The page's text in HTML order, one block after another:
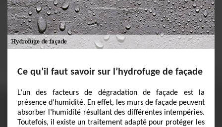
Ce qu’il faut savoir sur l’hydrofuge de façade
L’un des facteurs de dégradation de façade est la
présence d’humidité. En effet, les murs de façade peuvent
absorber l’humidité résultant des différentes intempéries.
Toutefois, il existe un traitement adapté pour protéger les